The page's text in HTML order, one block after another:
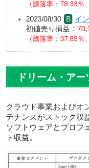
騰落率：78.33％
2023/08/30
イ
初値売り損益：
騰落率：37.89％
ドリーム・ア
クラウド事業およびオ
テナンスがストック収
ソフトウェアとプロフ
ト収益。